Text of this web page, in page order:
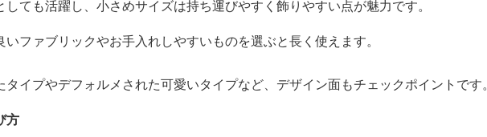
ても活躍し、小さめサイズは持ち運びやすく飾りやすい点が魅力です。
ファブリックやお手入れしやすいものを選ぶと長く使えます。
タイプやデフォルメされた可愛いタイプなど、デザイン面もチェックポイントです。
方